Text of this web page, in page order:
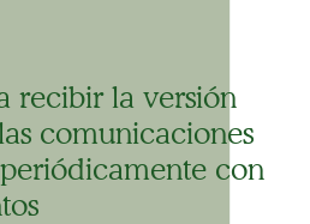
recibir la versión
comunicaciones
con